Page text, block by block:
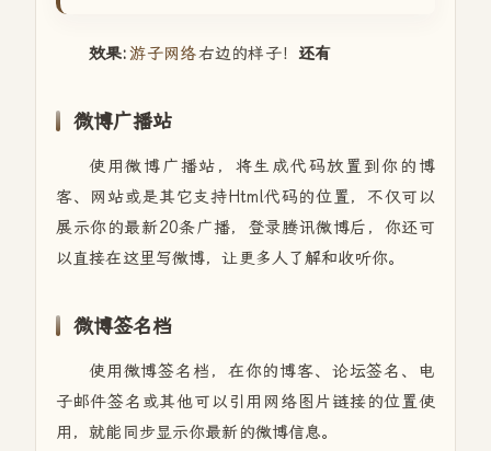
效果:游子网络右边的样子！ 还有
微博广播站
使用微博广播站，将生成代码放置到你的博
客、网站或是其它支持Html代码的位置，不仅可以
展示你的最新20条广播，登录腾讯微博后，你还可
以直接在这里写微博，让更多人了解和收听你。
微博签名档
使用微博签名档，在你的博客、论坛签名、电
子邮件签名或其他可以引用网络图片链接的位置使
用，就能同步显示你最新的微博信息。